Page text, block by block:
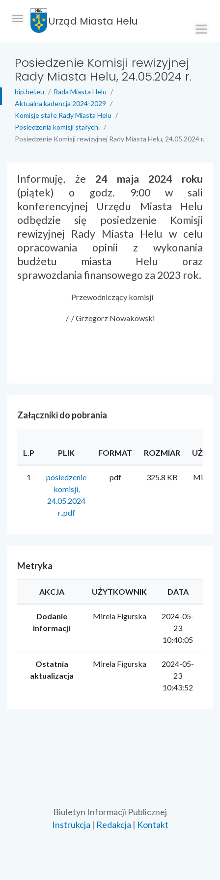
Urząd Miasta Helu
Posiedzenie Komisji rewizyjnej
Rady Miasta Helu, 24.05.2024 r.
bip.hel.eu
Rada Miasta Helu
Aktualna kadencja 2024-2029
Komisje stałe Rady Miasta Helu
Posiedzenia komisji stałych.
Posiedzenie Komisji rewizyjnej Rady Miasta Helu, 24.05.2024 r.
Informuję, że 24 maja 2024 roku
(piątek) o godz. 9:00 w sali
konferencyjnej Urzędu Miasta Helu
odbędzie się posiedzenie Komisji
rewizyjnej Rady Miasta Helu w celu
opracowania opinii z wykonania
budżetu miasta Helu oraz
sprawozdania finansowego za 2023 rok.
Przewodniczący komisji
/-/ Grzegorz Nowakowski
Załączniki do pobrania
L.P PLIK FORMAT ROZMIAR
1
posiedzenie
komisji,
24.05.2024
r..pdf
pdf 325.8 KB Mirela
Metryka
AKCJA UŻYTKOWNIK DATA
Dodanie
informacji
Mirela Figurska
2024-05-
23
10:40:05
Ostatnia
aktualizacja
Mirela Figurska
2024-05-
23
10:43:52
Biuletyn Informacji Publicznej
Instrukcja | Redakcja | Kontakt